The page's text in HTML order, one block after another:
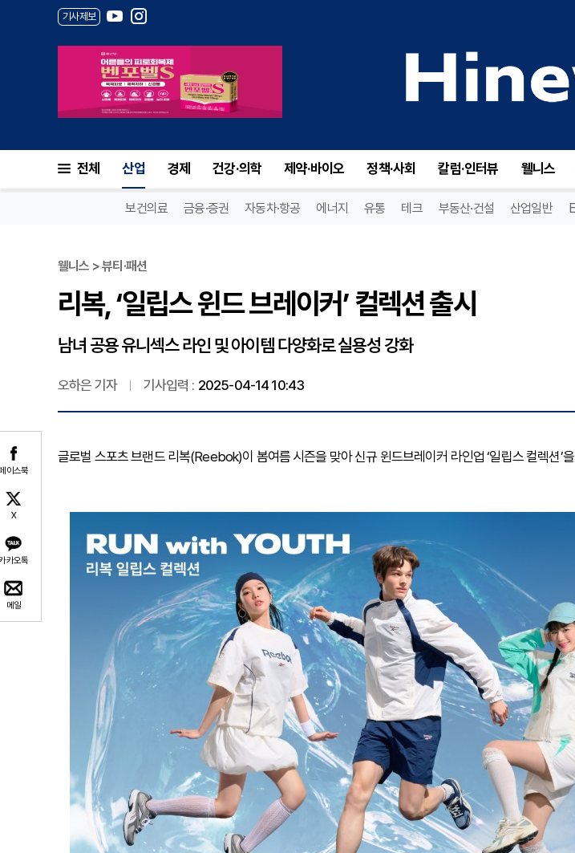
기사제보
전체 산업 경제 건강·의학 제약·바이오 정책·사회 칼럼·인터뷰 웰니스
보건의료 금융·증권 자동차·항공 에너지 유통 테크 부동산·건설 산업일반
이스북
X
카오톡
메일
웰니스 > 뷰티·패션
리복, ‘일립스 윈드 브레이커’ 컬렉션 출시
남녀 공용 유니섹스 라인 및 아이템 다양화로 실용성 강화
오하은 기자 기사입력 : 2025-04-14 10:43
글로벌 스포츠 브랜드 리복(Reebok)이 봄여름 시즌을 맞아 신규 윈드브레이커 라인업 ‘일립스 컬렉션’